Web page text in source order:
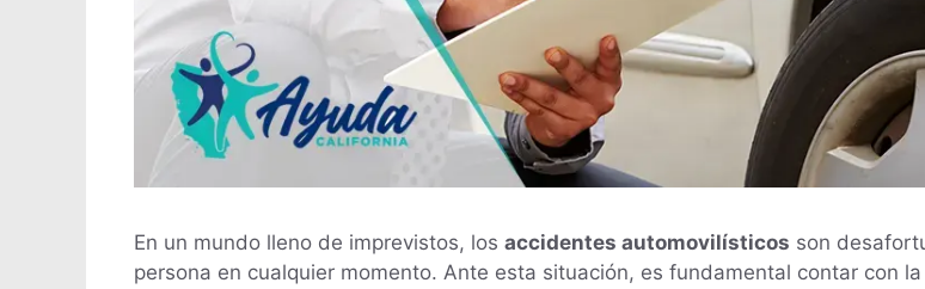
En un mundo lleno de imprevistos, los accidentes automovilísticos son
persona en cualquier momento. Ante esta situación, es fundamental contar con